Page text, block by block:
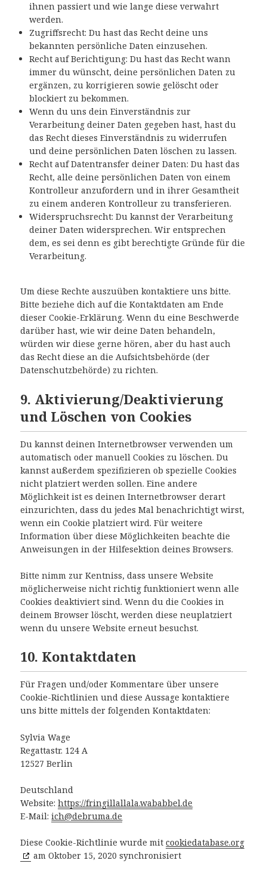
ihnen passiert und wie lange diese verwahrt
werden.
Zugriffsrecht: Du hast das Recht deine uns
bekannten persönliche Daten einzusehen.
Recht auf Berichtigung: Du hast das Recht wann
immer du wünscht, deine persönlichen Daten zu
ergänzen, zu korrigieren sowie gelöscht oder
blockiert zu bekommen.
Wenn du uns dein Einverständnis zur
Verarbeitung deiner Daten gegeben hast, hast du
das Recht dieses Einverständnis zu widerrufen
und deine persönlichen Daten löschen zu lassen.
Recht auf Datentransfer deiner Daten: Du hast das
Recht, alle deine persönlichen Daten von einem
Kontrolleur anzufordern und in ihrer Gesamtheit
zu einem anderen Kontrolleur zu transferieren.
Widerspruchsrecht: Du kannst der Verarbeitung
deiner Daten widersprechen. Wir entsprechen
dem, es sei denn es gibt berechtigte Gründe für die
Verarbeitung.
Um diese Rechte auszuüben kontaktiere uns bitte.
Bitte beziehe dich auf die Kontaktdaten am Ende
dieser Cookie-Erklärung. Wenn du eine Beschwerde
darüber hast, wie wir deine Daten behandeln,
würden wir diese gerne hören, aber du hast auch
das Recht diese an die Aufsichtsbehörde (der
Datenschutzbehörde) zu richten.
9. Aktivierung/Deaktivierung
und Löschen von Cookies
Du kannst deinen Internetbrowser verwenden um
automatisch oder manuell Cookies zu löschen. Du
kannst außerdem spezifizieren ob spezielle Cookies
nicht platziert werden sollen. Eine andere
Möglichkeit ist es deinen Internetbrowser derart
einzurichten, dass du jedes Mal benachrichtigt wirst,
wenn ein Cookie platziert wird. Für weitere
Information über diese Möglichkeiten beachte die
Anweisungen in der Hilfesektion deines Browsers.
Bitte nimm zur Kentniss, dass unsere Website
möglicherweise nicht richtig funktioniert wenn alle
Cookies deaktiviert sind. Wenn du die Cookies in
deinem Browser löscht, werden diese neuplatziert
wenn du unsere Website erneut besuchst.
10. Kontaktdaten
Für Fragen und/oder Kommentare über unsere
Cookie-Richtlinien und diese Aussage kontaktiere
uns bitte mittels der folgenden Kontaktdaten:
Sylvia Wage
Regattastr. 124 A
12527 Berlin
Deutschland
Website:https://fringillallala.wababbel.de
E-Mail:ich@debruma.de
Diese Cookie-Richtlinie wurde mitcookiedatabase.org
am Oktober 15, 2020 synchronisiert